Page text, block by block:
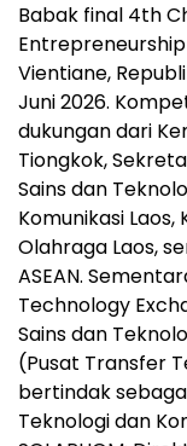
Babak final 4th
Vientiane,
Juni 2026.
dukungan dari
Tiongkok,
Sains dan
Komunikasi
Olahraga Laos,
ASEAN.
Technology
Sains dan
(Pusat Transfer
bertindak
Teknologi dan